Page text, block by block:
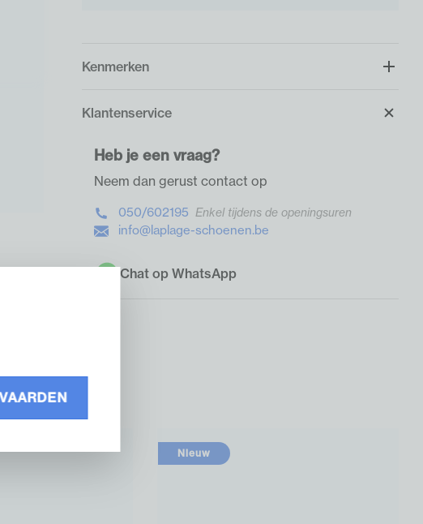
Kenmerken
Klantenservice
Heb je een vraag?
Neem dan gerust contact op
050/602195 Enkel tijdens de openingsuren
info@laplage-schoenen.be
Chat op WhatsApp
Nieuw